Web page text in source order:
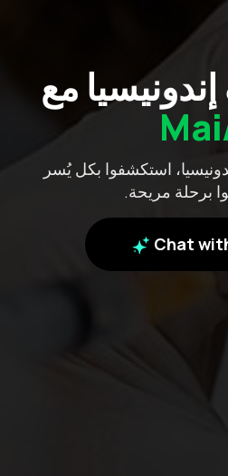
مع
استكشفوا بكل يُسر
برحلة مريحة.
Chat